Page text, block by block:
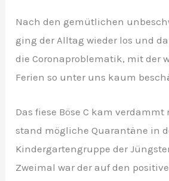
Nach den gemütlichen
ging der Alltag wieder los und
die Coronaproblematik, mit der
Ferien so unter uns kaum
Das fiese Böse C kam verdammt
stand mögliche Quarantäne in
Kindergartengruppe der
Zweimal war der auf den